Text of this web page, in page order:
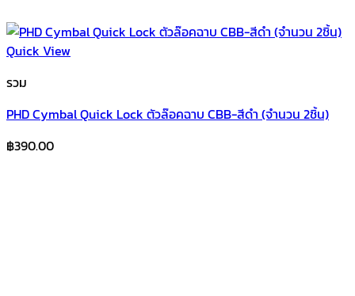
Quick View
รวม
PHD Cymbal Quick Lock ตัวล๊อคฉาบ CBB-สีดำ (จำนวน 2ชิ้น)
฿390.00